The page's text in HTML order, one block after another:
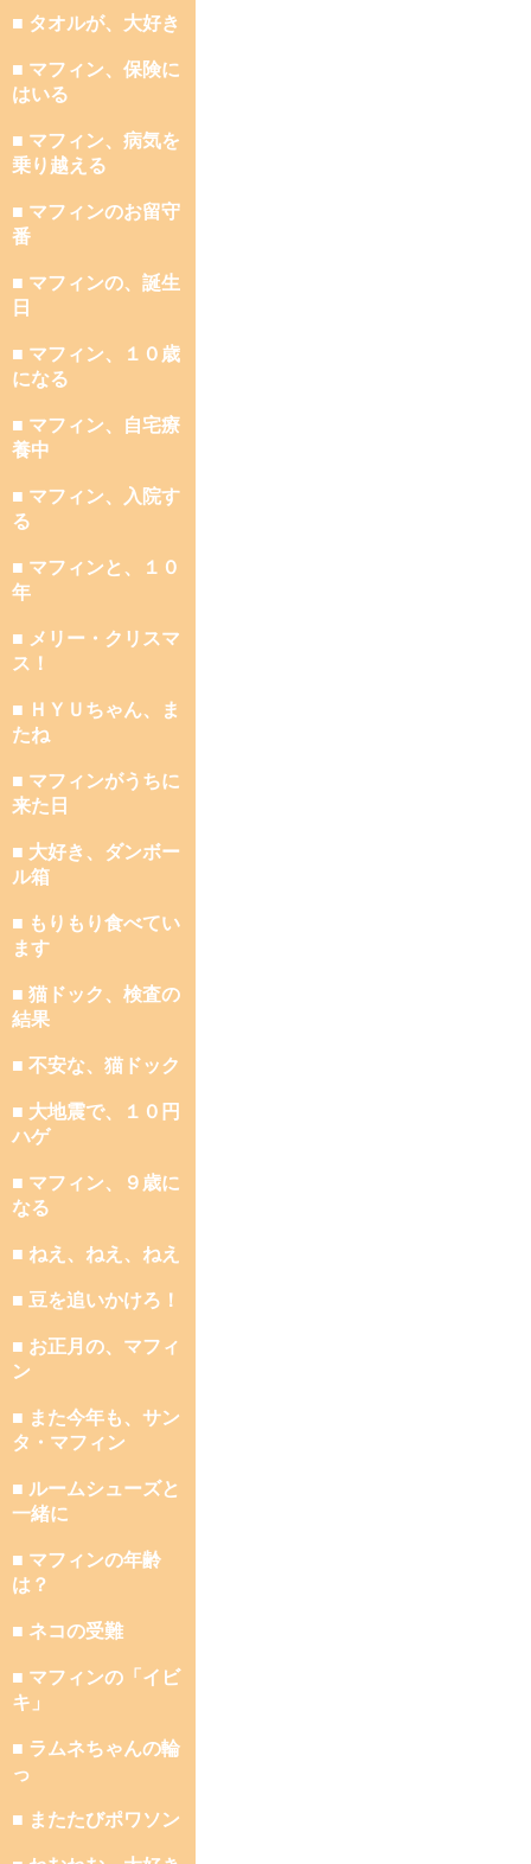
■ タオルが、大好き
■ マフィン、保険に
はいる
■ マフィン、病気を
乗り越える
■ マフィンのお留守
番
■ マフィンの、誕生
日
■ マフィン、１０歳
になる
■ マフィン、自宅療
養中
■ マフィン、入院す
る
■ マフィンと、１０
年
■ メリー・クリスマ
ス！
■ ＨＹＵちゃん、ま
たね
■ マフィンがうちに
来た日
■ 大好き、ダンボー
ル箱
■ もりもり食べてい
ます
■ 猫ドック、検査の
結果
■ 不安な、猫ドック
■ 大地震で、１０円
ハゲ
■ マフィン、９歳に
なる
■ ねえ、ねえ、ねえ
■ 豆を追いかけろ！
■ お正月の、マフィ
ン
■ また今年も、サン
タ・マフィン
■ ルームシューズと
一緒に
■ マフィンの年齢
は？
■ ネコの受難
■ マフィンの「イビ
キ」
■ ラムネちゃんの輪
っ
■ またたびポワソン